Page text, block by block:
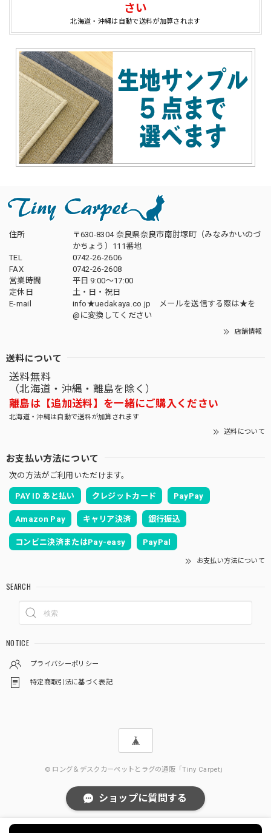
さい
北海道・沖縄は自動で送料が加算されます
住所
〒630-8304 奈良県奈良市南肘塚町（みなみかいのづ
かちょう）111番地
TEL
0742-26-2606
FAX
0742-26-2608
営業時間
平日 9:00～17:00
定休日
土・日・祝日
E-mail
info★uedakaya.co.jp メールを送信する際は★を
@に変換してください
店舗情報
送料について
送料無料
（北海道・沖縄・離島を除く）
離島は【追加送料】を一緒にご購入ください
北海道・沖縄は自動で送料が加算されます
送料について
お支払い方法について
次の方法がご利用いただけます。
PAY ID あと払い クレジットカード PayPay
Amazon Pay キャリア決済 銀行振込
コンビニ決済またはPay-easy PayPal
お支払い方法について
SEARCH
NOTICE
プライバシーポリシー
特定商取引法に基づく表記
© ロング＆デスクカーペットとラグの通販「Tiny Carpet」
ショップに質問する